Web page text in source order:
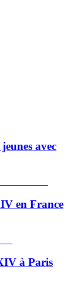
avec
en France
à Paris